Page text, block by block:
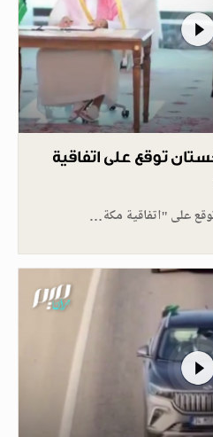
توقع على اتفاقية
على "اتفاقية مكة…